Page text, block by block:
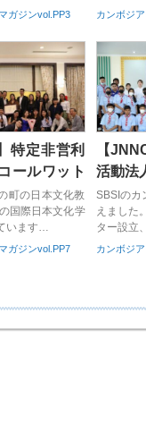
ガジンvol.PP3 カンボジ
特定非営利
ールワット
町の日本文化教
国際日本文化学
います…
ガジンvol.PP7
【
活動法
イド・
SBSIのカ
えました
ター設立
カンボジ